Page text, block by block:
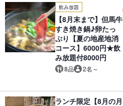
飲み放題
【8月末まで】但馬牛
すき焼き鍋♪卵たっ
ぷり【夏の地産地消
コース】6000円★飲
み放題付8000円
8品 2名～
ランチ限定【8月の月